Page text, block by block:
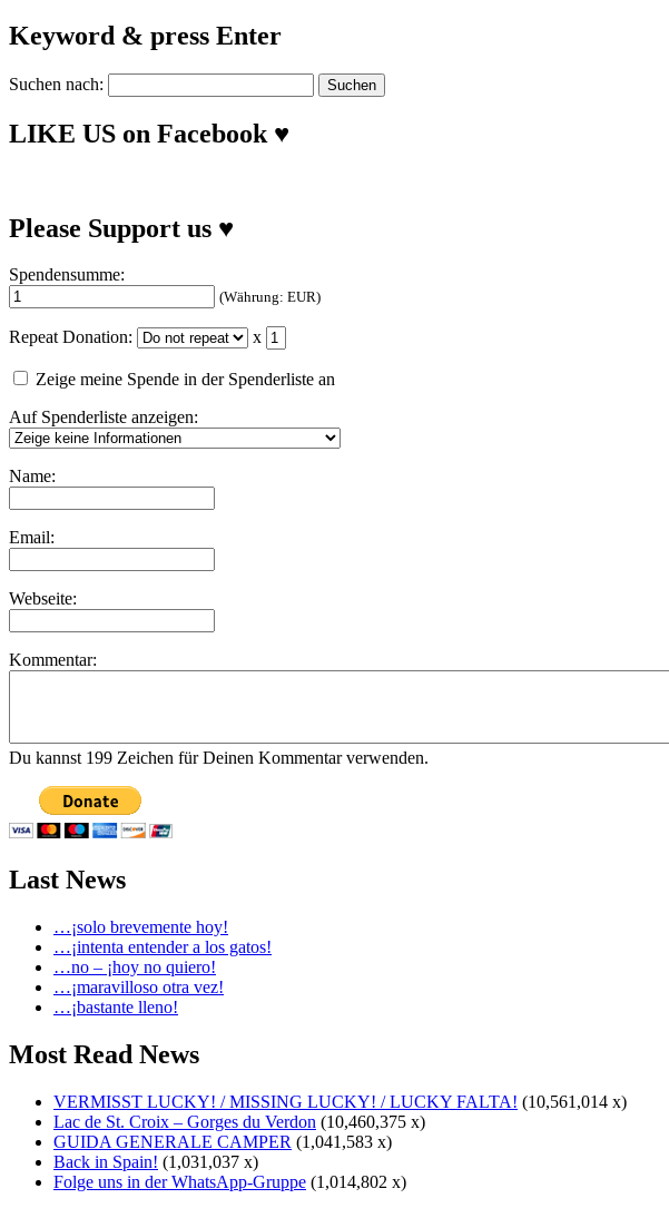
Keyword & press Enter
Suchen nach:
LIKE US on Facebook ♥
Please Support us ♥
Spendensumme:
(Währung: EUR)
Repeat Donation: x
Zeige meine Spende in der Spenderliste an
Auf Spenderliste anzeigen:
Name:
Email:
Webseite:
Kommentar:
Du kannst 199 Zeichen für Deinen Kommentar verwenden.
Last News
…¡solo brevemente hoy!
…¡intenta entender a los gatos!
…no – ¡hoy no quiero!
…¡maravilloso otra vez!
…¡bastante lleno!
Most Read News
VERMISST LUCKY! / MISSING LUCKY! / LUCKY FALTA! (10,561,014 x)
Lac de St. Croix – Gorges du Verdon (10,460,375 x)
GUIDA GENERALE CAMPER (1,041,583 x)
Back in Spain! (1,031,037 x)
Folge uns in der WhatsApp-Gruppe (1,014,802 x)